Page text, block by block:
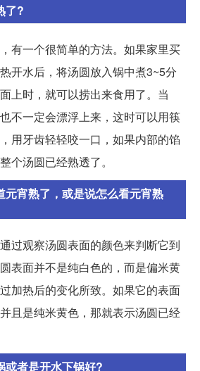
了?
有一个很简单的方法。如果家里买
开水后，将汤圆放入锅中煮3~5分
上时，就可以捞出来食用了。当
不一定会漂浮上来，这时可以用筷
用牙齿轻轻咬一口，如果内部的馅
个汤圆已经熟透了。
元宵熟了，或是说怎么看元宵熟
过观察汤圆表面的颜色来判断它到
表面并不是纯白色的，而是偏米黄
加热后的变化所致。如果它的表面
且是纯米黄色，那就表示汤圆已经
或者是开水下锅好?